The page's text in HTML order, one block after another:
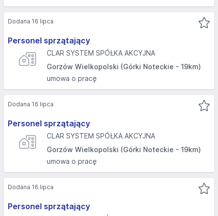
Personel sprzątający
CLAR SYSTEM SPÓŁKA AKCYJNA
Gorzów Wielkopolski (Górki Noteckie - 19km)
umowa o pracę
Dodana 16 lipca
Personel sprzątający
CLAR SYSTEM SPÓŁKA AKCYJNA
Gorzów Wielkopolski (Górki Noteckie - 19km)
umowa o pracę
Dodana 16 lipca
Personel sprzątający
Dodana 16 lipca